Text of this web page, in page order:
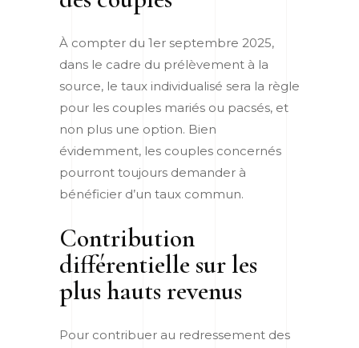
À compter du 1er septembre 2025,
dans le cadre du prélèvement à la
source, le taux individualisé sera la règle
pour les couples mariés ou pacsés, et
non plus une option. Bien
évidemment, les couples concernés
pourront toujours demander à
bénéficier d’un taux commun.
Contribution
différentielle sur les
plus hauts revenus
Pour contribuer au redressement des